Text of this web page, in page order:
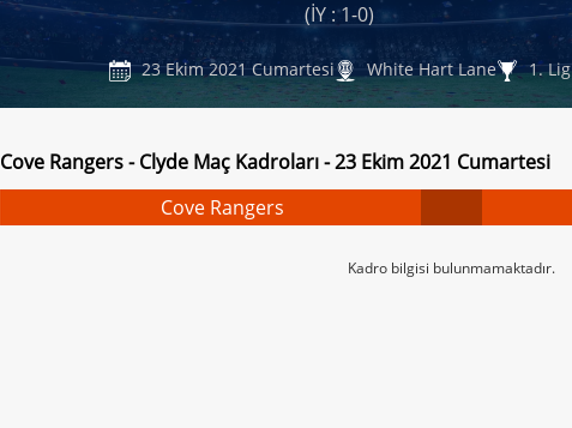
(İY : 1-0)
23 Ekim 2021 Cumartesi White Hart Lane 1. Lig
Cove Rangers - Clyde Maç Kadroları - 23 Ekim 2021 Cumartesi
Cove Rangers
Kadro bilgisi bulunmamaktadır.